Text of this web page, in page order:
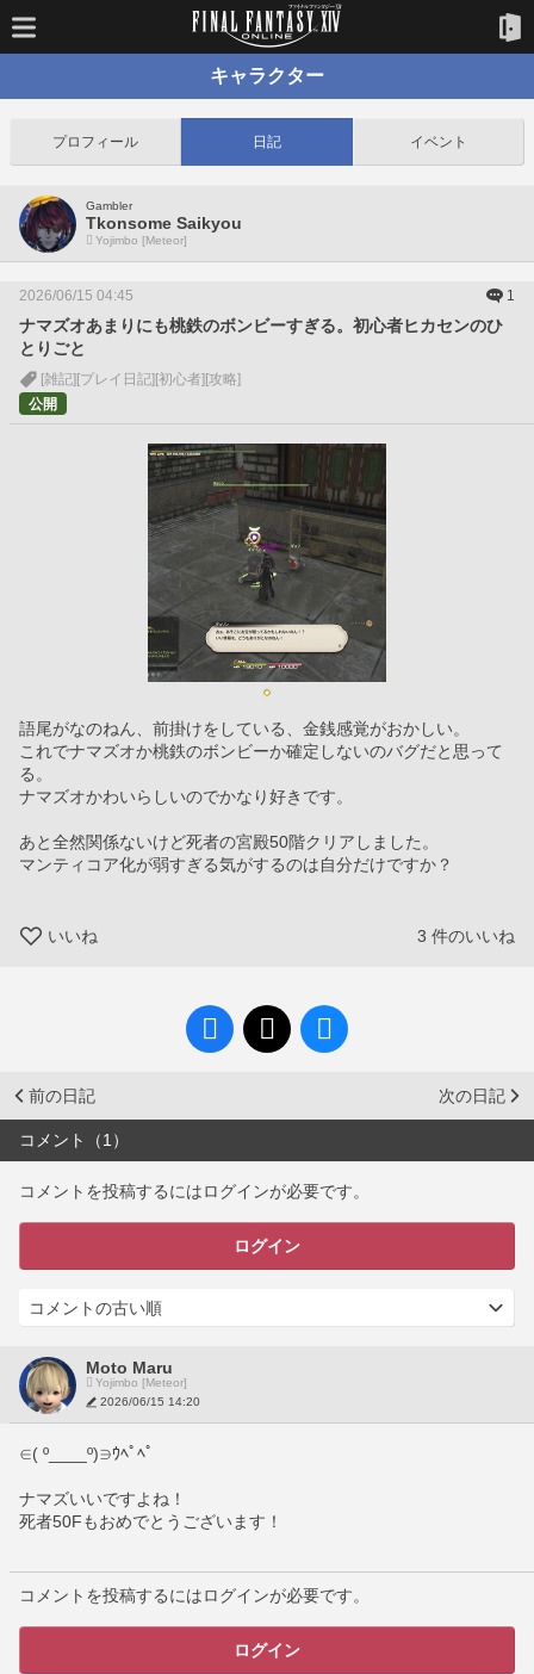
キャラクター
プロフィール 日記 イベント
Gambler
Tkonsome Saikyou
Yojimbo [Meteor]
2026/06/15 04:45 1
ナマズオあまりにも桃鉄のボンビーすぎる。初心者ヒカセンのひ
とりごと
[雑記] [プレイ日記] [初心者] [攻略]
公開
語尾がなのねん、前掛けをしている、金銭感覚がおかしい。
これでナマズオか桃鉄のボンビーか確定しないのバグだと思って
る。
ナマズオかわいらしいのでかなり好きです。
あと全然関係ないけど死者の宮殿50階クリアしました。
マンティコア化が弱すぎる気がするのは自分だけですか？
いいね 3 件のいいね
前の日記 次の日記
コメント（1）
コメントを投稿するにはログインが必要です。
ログイン
Moto Maru
Yojimbo [Meteor]
2026/06/15 14:20
∈( º____º)∋ｳﾍﾟﾍﾟ
ナマズいいですよね！
死者50Fもおめでとうございます！
コメントを投稿するにはログインが必要です。
ログイン